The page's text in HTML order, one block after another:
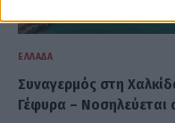
ΕΛΛΆΔΑ
Συναγερμός στη
Γέφυρα – Νοσηλεύεται